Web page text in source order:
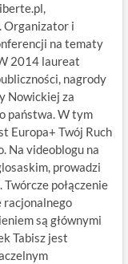
Organizator i
na tematy
2014 laureat
nagrody
Nowickiej za
państwa. W tym
Europa+ Twój Ruch
Na videoblogu na
prowadzi
połączenie
racjonalnego
są głównymi
Tabisz jest